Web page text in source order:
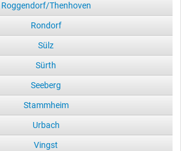
Roggendorf/Thenhoven
Rondorf
Sülz
Sürth
Seeberg
Stammheim
Urbach
Vingst